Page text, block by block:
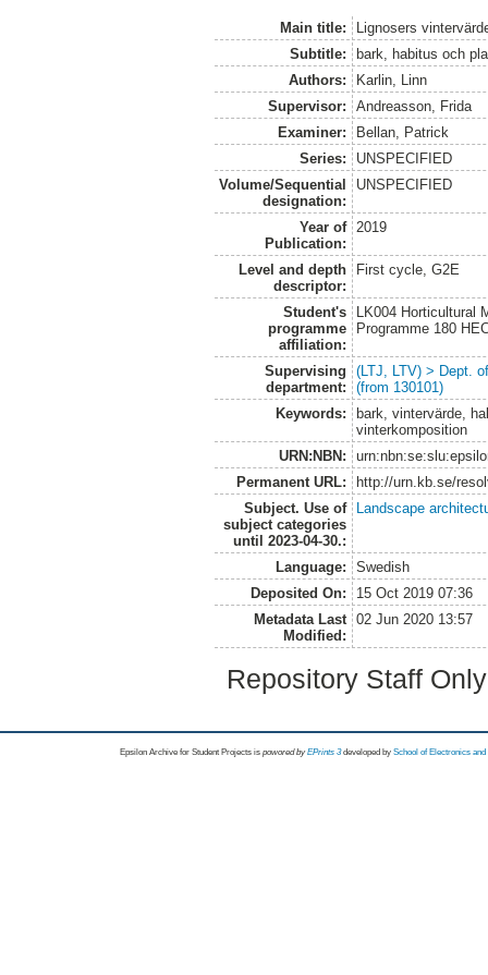
Main title:
Lignosers
Subtitle:
bark, habitus och
Authors:
Karlin, Linn
Supervisor:
Andreasson, Frida
Examiner:
Bellan, Patrick
Series:
UNSPECIFIED
Volume/Sequential
designation:
UNSPECIFIED
Year of
Publication:
2019
Level and depth
descriptor:
First cycle, G2E
Student's
programme
affiliation:
LK004 Horticultural
Programme 180
Supervising
department:
(LTJ, LTV) > Dept.
(from 130101)
Keywords:
bark, vintervärde,
vinterkomposition
URN:NBN:
Permanent URL:
http://urn.kb.se/
Subject. Use of
subject categories
until 2023-04-30.:
Landscape
Language:
Swedish
Deposited On:
15 Oct 2019 07:36
Metadata Last
Modified:
02 Jun 2020 13:57
Repository Staff
Epsilon Archive for Student Projects is powored byEPrints 3 developed by School of Electronics